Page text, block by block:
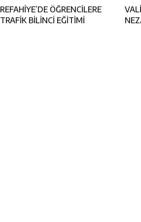
REFAHİYE’DE ÖĞRENCİLERE
TRAFİK BİLİNCİ EĞİTİMİ